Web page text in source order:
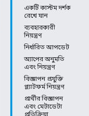
একটি কাস্টম দর্শক
রেখে যান
ব্যবহারকারী
নিয়ন্ত্রণ
নির্ধারিত আপডেট
অ্যাপের অনুমতি
এবং নিয়ন্ত্রণ
বিজ্ঞাপন প্রযুক্তি
প্ল্যাটফর্ম নিয়ন্ত্রণ
প্রার্থীর বিজ্ঞাপন
এবং মেটাডেটা
প্রতিক্রিয়া